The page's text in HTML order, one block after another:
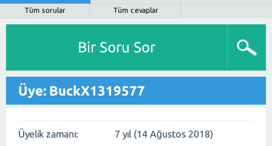
Tüm sorular
Tüm cevaplar
Bir Soru Sor
Üye: BuckX1319577
Üyelik zamanı: 7 yıl (14 Ağustos 2018)